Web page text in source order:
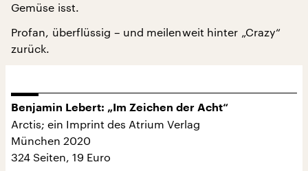
Gemüse isst.
Profan, überflüssig – und meilenweit hinter „Crazy“
zurück.
Benjamin Lebert: „Im Zeichen der Acht“
Arctis; ein Imprint des Atrium Verlag
München 2020
324 Seiten, 19 Euro